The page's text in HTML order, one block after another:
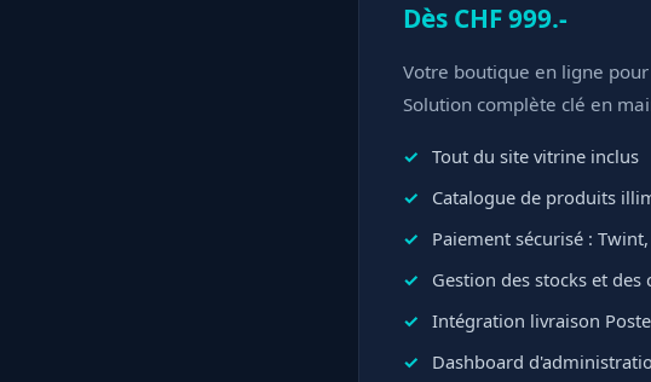
Dès CHF 999.-
Votre boutique en ligne
Solution complète clé en
Tout du site vitrine inclus
Catalogue de produits
Paiement sécurisé :
Gestion des stocks et des
Intégration livraison
Dashboard